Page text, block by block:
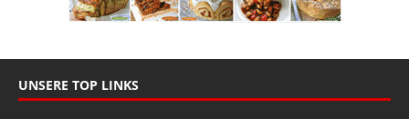
UNSERE TOP LINKS